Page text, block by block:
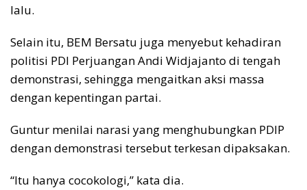
lalu.
Selain itu, BEM Bersatu juga menyebut kehadiran
politisi PDI Perjuangan Andi Widjajanto di tengah
demonstrasi, sehingga mengaitkan aksi massa
dengan kepentingan partai.
Guntur menilai narasi yang menghubungkan PDIP
dengan demonstrasi tersebut terkesan dipaksakan.
“Itu hanya cocokologi,” kata dia.